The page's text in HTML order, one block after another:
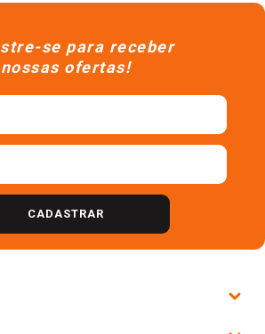
se para receber
nossas ofertas!
CADASTRAR